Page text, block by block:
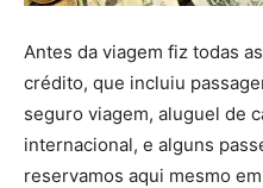
Antes da viagem fiz todas
crédito, que incluiu
seguro viagem, aluguel de
internacional, e alguns
reservamos aqui mesmo